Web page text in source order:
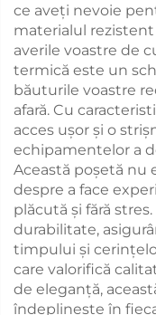
ce aveți nevoie
materialul rezistent
averile voastre de
termică este un
băuturile voastre
afară. Cu
acces ușor și o
echipamentelor a
Această poșetă nu
despre a face
plăcută și fără
durabilitate,
timpului și
care valorifică
de eleganță,
îndeplinește în